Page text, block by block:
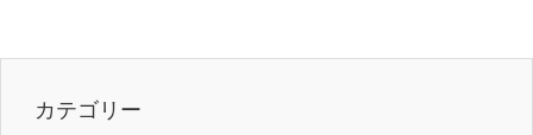
カテゴリー